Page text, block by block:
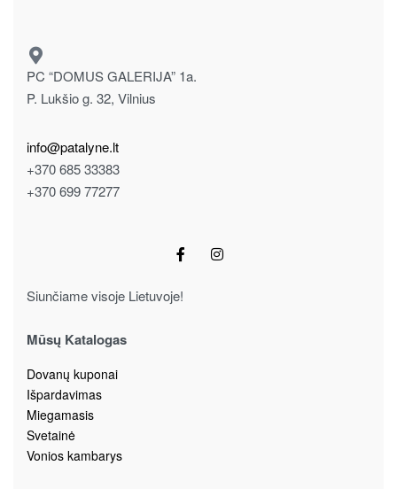
PC “DOMUS GALERIJA” 1a.
P. Lukšio g. 32, Vilnius
info@patalyne.lt
+370 685 33383
+370 699 77277
Siunčiame visoje Lietuvoje!
Mūsų Katalogas
Dovanų kuponai
Išpardavimas
Miegamasis
Svetainė
Vonios kambarys